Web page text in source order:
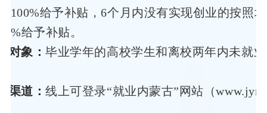
100%给予补贴，6个月内没有实现创业的按照
给予补贴。
对象：毕业学年的高校学生和离校两年内未就
渠道：线上可登录“就业内蒙古”网站（